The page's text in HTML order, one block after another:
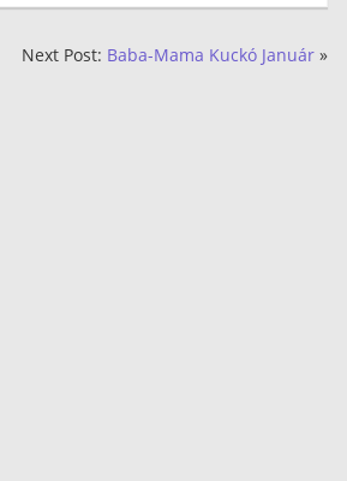
Next Post: Baba-Mama Kuckó Január »